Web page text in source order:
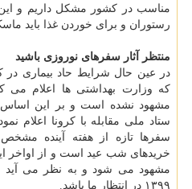
مناسب در کشور مشکل داریم و
رستوران و برای خوردن غذا باید
منتظر آثار سفرهای نوروزی باشید
در عین حال شرایط حاد بیماری
که وزارت بهداشتی ها اعلام می
مشهود نشده است و بر این اساس
ستاد ملی مقابله با کرونا اعلام
سفرها تازه از هفته آینده
خریدهای شب عید است و از اواخر
مشهود می شود و به نظر می آید
۱۳۹۹ در انتظار ما باشد.